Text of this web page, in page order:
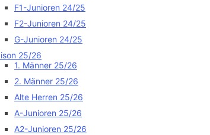
F1-Junioren 24/25
F2-Junioren 24/25
G-Junioren 24/25
25/26
1. Männer 25/26
2. Männer 25/26
Alte Herren 25/26
A-Junioren 25/26
A2-Junioren 25/26